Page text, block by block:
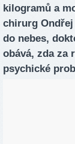
kilogramů a
chirurg
do nebes,
obává, zda za
psychické